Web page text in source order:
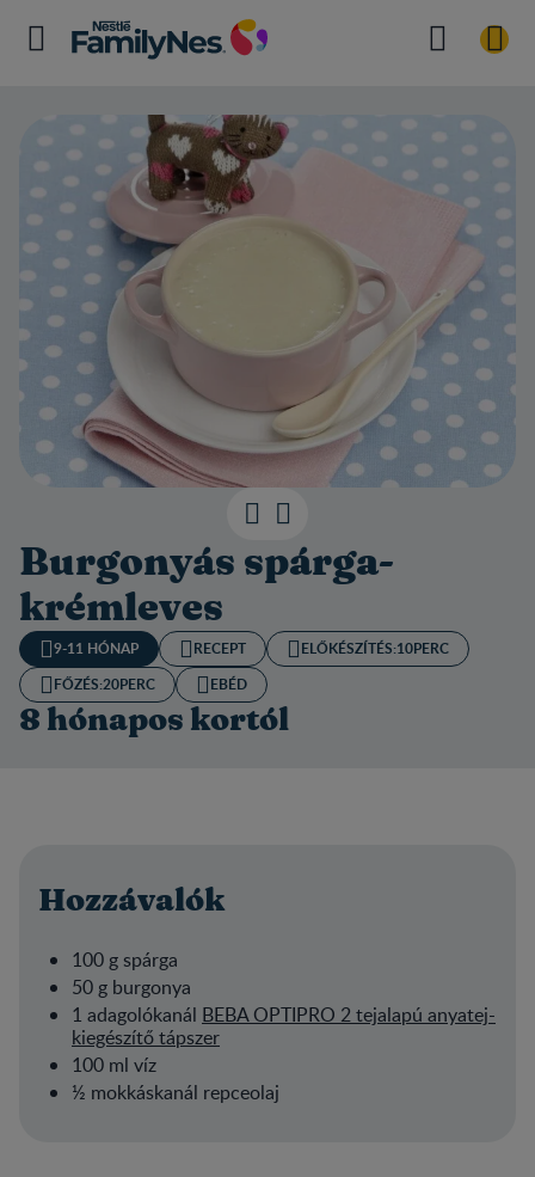
Burgonyás spárga-
krémleves
9-11 HÓNAP RECEPT ELŐKÉSZÍTÉS:​10PERC
FŐZÉS:20PERC EBÉD
8 hónapos kortól
Hozzávalók
100 g spárga
50 g burgonya
1 adagolókanál BEBA OPTIPRO 2 tejalapú anyatej-
kiegészítő tápszer
100 ml víz
½ mokkáskanál repceolaj